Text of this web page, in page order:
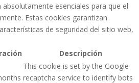
esenciales para que el
Estas cookies garantizan
de seguridad del sitio web,
Descripción
This cookie is set by the Google
recaptcha service to identify bots